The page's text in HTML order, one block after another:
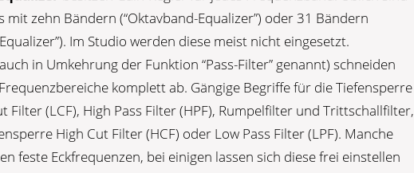
mit zehn Bändern (“Oktavband-Equalizer”) oder 31 Bändern
Im Studio werden diese meist nicht eingesetzt.
in Umkehrung der Funktion “Pass-Filter” genannt) schneiden
komplett ab. Gängige Begriffe für die Tiefensperre
Filter (LCF), High Pass Filter (HPF), Rumpelfilter und Trittschallfilter,
High Cut Filter (HCF) oder Low Pass Filter (LPF). Manche
feste Eckfrequenzen, bei einigen lassen sich diese frei einstellen